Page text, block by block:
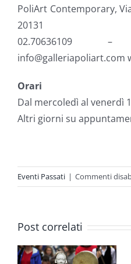
PoliArt Contemporary,
20131
02.70636109
info@galleriapoliart.com
Orari
Dal mercoledì al venerdì
Altri giorni su
Eventi Passati | Commenti
Post correlati